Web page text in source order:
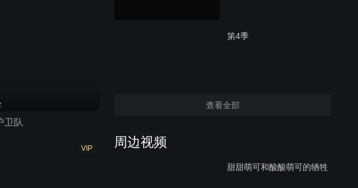
第4季
查看全部
周边视频
甜甜萌可和酸酸萌可的牺牲
卫队
VIP